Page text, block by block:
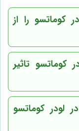
کوماتسو را از
تاثیر
لودر کوماتسو